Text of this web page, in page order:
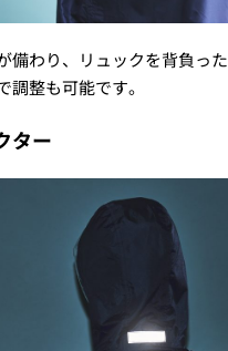
備わり、リュックを背負っ
調整も可能です。
ター